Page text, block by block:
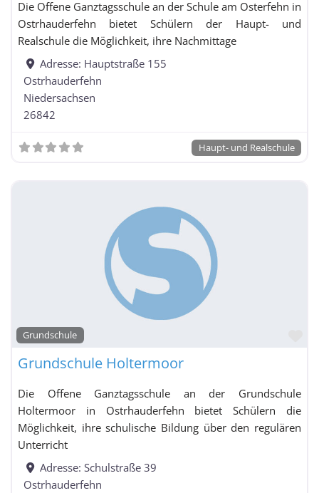
Realschulzweig
Haupt- und Realschule
Hauptschule
Hauptschule mit Förderschulklassen
Integrierte Gesamtschule / Schule mit
Integrierte Gesamtschule / Schule mit
Gesamtschulcharakter / Freie Waldorfschule mit
Förderschulklassen
Gesamtschulcharakter / Freie Waldorfschule mit
Grundschulzweig
Kolleg
Kooperative
Gesamtschule
Die Offene Ganztagsschule an der Schule am Osterfehn in
Ostrhauderfehn bietet Schülern der Haupt- und
Realschule die Möglichkeit, ihre Nachmittage
Adresse: Hauptstraße 155
Ostrhauderfehn
Niedersachsen
26842
Haupt- und Realschule
Grundschule
Grundschule Holtermoor
Die Offene Ganztagsschule an der Grundschule
Holtermoor in Ostrhauderfehn bietet Schülern die
Möglichkeit, ihre schulische Bildung über den regulären
Unterricht
Adresse: Schulstraße 39
Ostrhauderfehn